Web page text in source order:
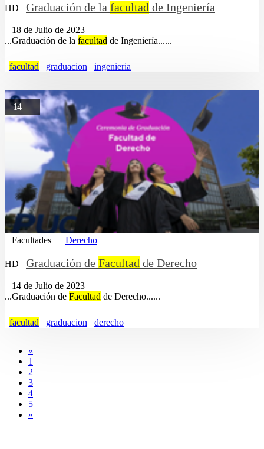
HD Graduación de la facultad de Ingeniería
18 de Julio de 2023
...Graduación de la facultad de Ingeniería......
facultad graduacion ingenieria
14
Facultades Derecho
HD Graduación de Facultad de Derecho
14 de Julio de 2023
...Graduación de Facultad de Derecho......
facultad graduacion derecho
«
1
2
3
4
5
»